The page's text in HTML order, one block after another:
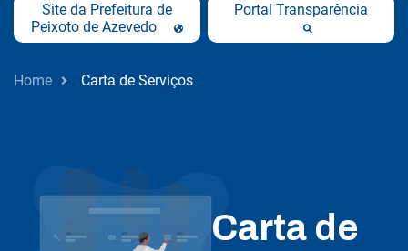
Site da Prefeitura de
Peixoto de Azevedo
Portal Transparência
Home Carta de Serviços
Carta de